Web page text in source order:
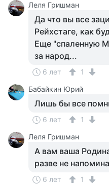
Леля Гришман
Да что вы все
Рейхстаге, как
Еще "спаленную
за народ...
6 лет
1
Бабайкин Юрий
Лишь бы все
6 лет
1
Леля Гришман
А вам ваша
разве не
6 лет
1